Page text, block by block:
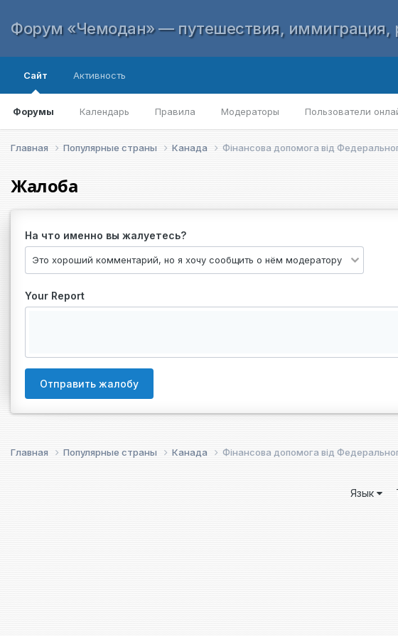
Форум «Чемодан» — путешествия, иммиграция,
Сайт
Форумы Календарь Правила Модераторы Пользователи
Активность
Главная Популярные страны Канада Фінансова допомога від
Жалоба
На что именно вы жалуетесь?
Your Report
Отправить жалобу
Главная Популярные страны Канада Фінансова допомога від
Язык